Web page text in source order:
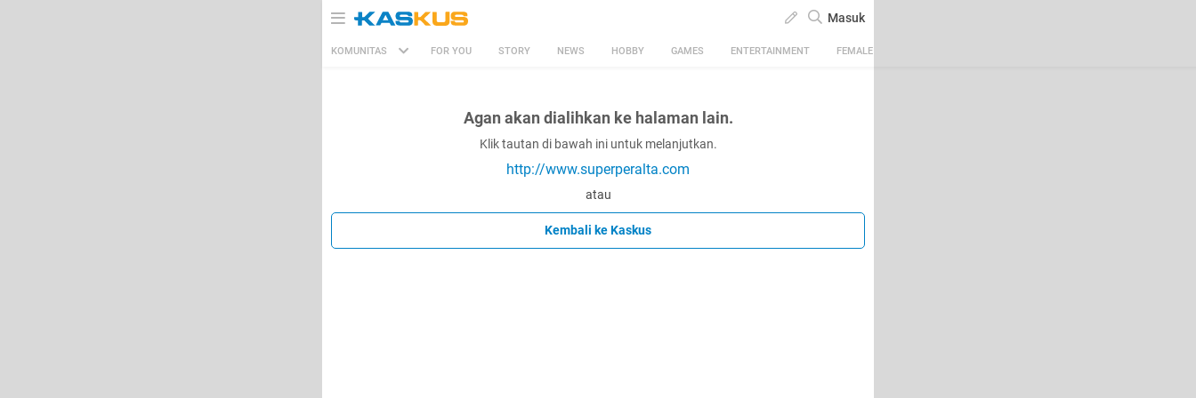
Masuk
KOMUNITAS FOR YOU STORY NEWS HOBBY GAMES ENTERTAINMENT FEMALE
Agan akan dialihkan ke halaman lain.
Klik tautan di bawah ini untuk melanjutkan.
http://www.superperalta.com
atau
Kembali ke Kaskus